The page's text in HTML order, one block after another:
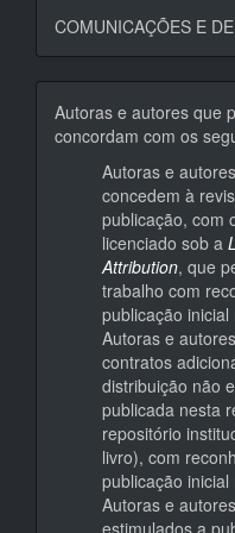
COMUNICAÇÕES E
Autoras e autores que
concordam com os
Autoras e
concedem à
publicação, com
licenciado sob a
Attribution, que
trabalho com
publicação
Autoras e
contratos
distribuição não
publicada nesta
repositório
livro), com
publicação
Autoras e